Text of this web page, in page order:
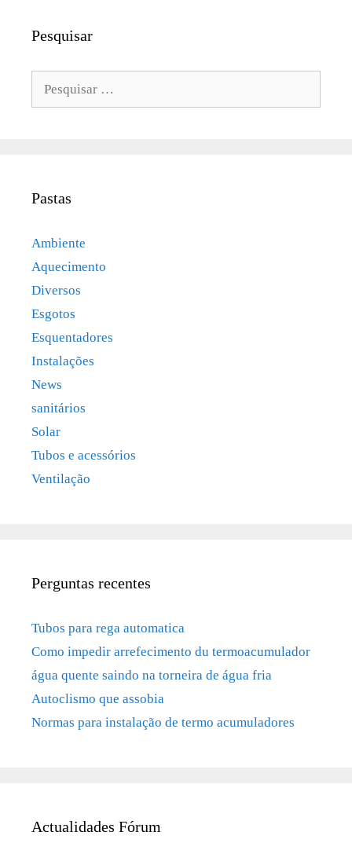
Pesquisar
Pastas
Ambiente
Aquecimento
Diversos
Esgotos
Esquentadores
Instalações
News
sanitários
Solar
Tubos e acessórios
Ventilação
Perguntas recentes
Tubos para rega automatica
Como impedir arrefecimento du termoacumulador
água quente saindo na torneira de água fria
Autoclismo que assobia
Normas para instalação de termo acumuladores
Actualidades Fórum